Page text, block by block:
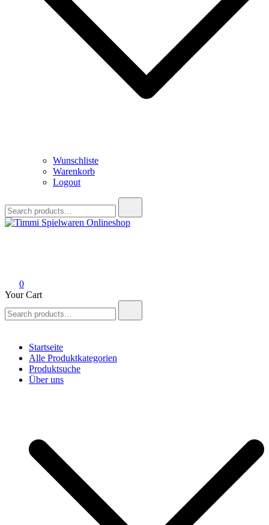
Wunschliste
Warenkorb
Logout
for:
0
Your Cart
for:
Startseite
Alle Produktkategorien
Produktsuche
Über uns